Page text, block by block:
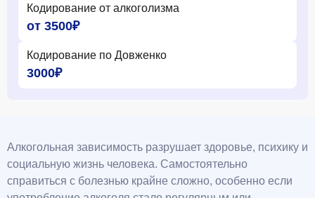
Кодирование от алкоголизма
от 3500₽
Кодирование по Довженко
3000₽
Алкогольная зависимость разрушает здоровье, психику и
социальную жизнь человека. Самостоятельно
справиться с болезнью крайне сложно, особенно если